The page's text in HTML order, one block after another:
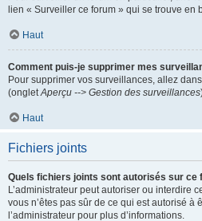
lien « Surveiller ce forum » qui se trouve en
Haut
Comment puis-je supprimer mes
Pour supprimer vos surveillances, allez
(ongletAperçu --> Gestion des surveillances
Haut
Fichiers joints
Quels fichiers joints sont autorisés sur ce
L’administrateur peut autoriser ou interdire
vous n’êtes pas sûr de ce qui est autorisé à
l’administrateur pour plus d’informations.